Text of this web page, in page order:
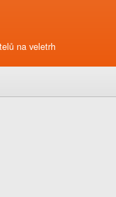
na veletrh